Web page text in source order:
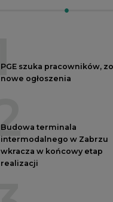
1
PGE szuka pracowników,
nowe ogłoszenia
2
Budowa terminala
intermodalnego w Zabrzu
wkracza w końcowy etap
realizacji